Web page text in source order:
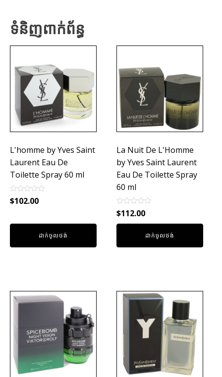
ទំនិញពាក់ព័ន្ធ
L'homme by Yves Saint
Laurent Eau De
Toilette Spray 60 ml
Rated
0
5
$102.00
ដាក់ចូលថង់
La Nuit De L'Homme
by Yves Saint Laurent
Eau De Toilette Spray
60 ml
Rated
0
out
$112.00
ដាក់ចូលថង់